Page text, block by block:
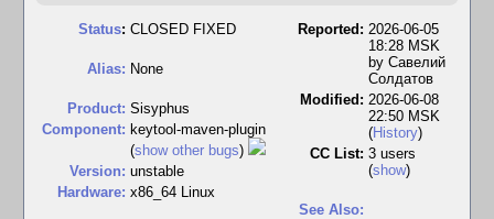
Status: CLOSED FIXED
Alias: None
Product: Sisyphus
Component: keytool-maven-plugin
(show other bugs)
Version: unstable
Hardware: x86_64 Linux
Reported: 2026-06-05
18:28 MSK
by Савелий
Солдатов
Modified: 2026-06-08
22:50 MSK
(History)
CC List: 3 users
(show)
See Also: